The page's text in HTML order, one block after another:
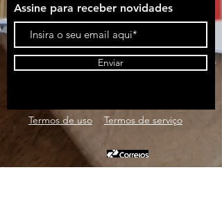
Assine para receber novidades
Enviar
Termos de uso Termos de serviço